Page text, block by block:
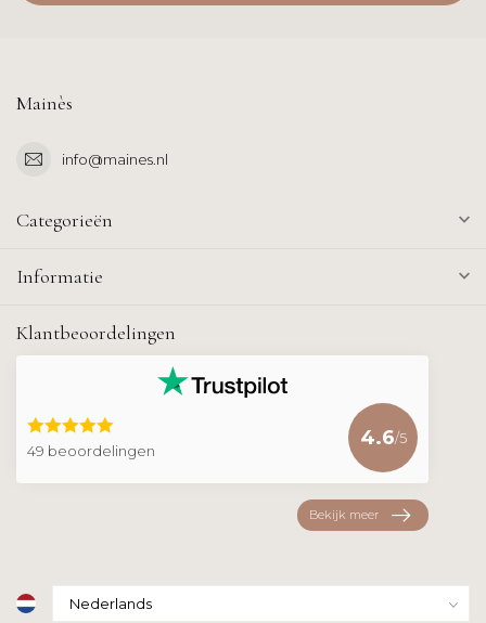
Mainès
info@maines.nl
Categorieën
Informatie
Klantbeoordelingen
49 beoordelingen
4.6/5
Bekijk meer